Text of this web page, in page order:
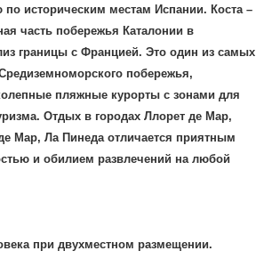
по историческим местам Испании. Коста –
часть побережья Каталонии в
границы с Францией. Это один из самых
побережья,
пляжные курорты с зонами для
Отдых в городах Ллорет де Мар,
Мар, Ла Пинеда отличается приятным
и обилием развлечений на любой
при двухместном размещении.